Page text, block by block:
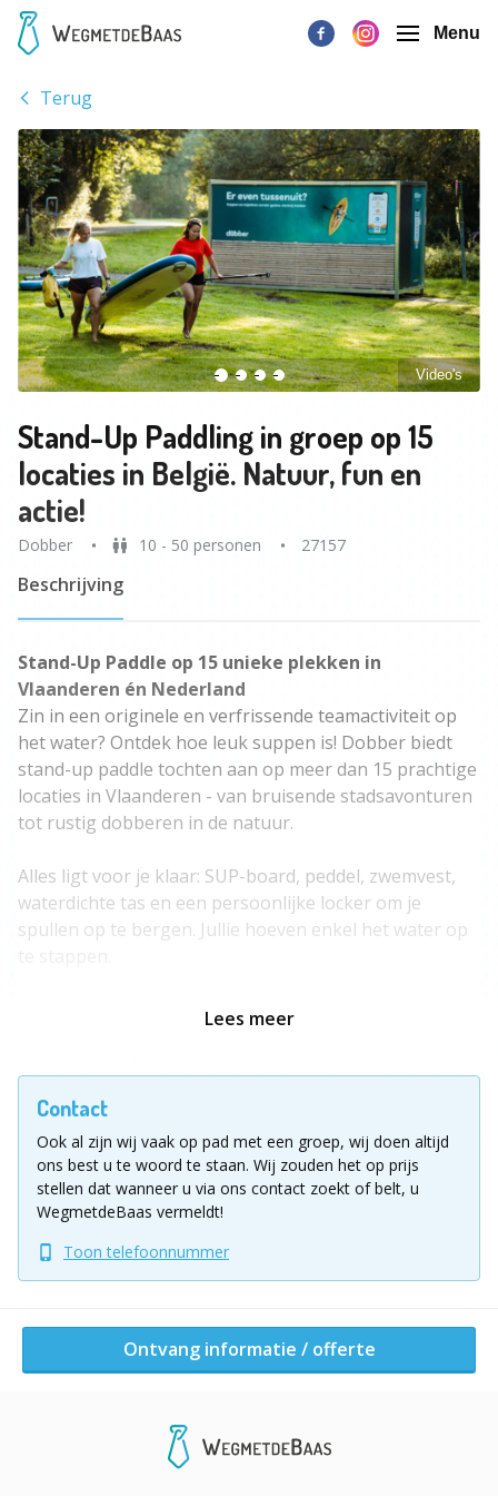
Menu
Terug
Video's
Stand-Up Paddling in groep op 15
locaties in België. Natuur, fun en
actie!
Dobber 10 - 50 personen 27157
Beschrijving
Stand-Up Paddle op 15 unieke plekken in
Vlaanderen én Nederland
Zin in een originele en verfrissende teamactiviteit op
het water? Ontdek hoe leuk suppen is! Dobber biedt
stand-up paddle tochten aan op meer dan 15 prachtige
locaties in Vlaanderen - van bruisende stadsavonturen
tot rustig dobberen in de natuur.
Alles ligt voor je klaar: SUP-board, peddel, zwemvest,
waterdichte tas en een persoonlijke locker om je
spullen op te bergen. Jullie hoeven enkel het water op
Ideaal voor teambuildings, afterworks of een
formulier.
Ligging uitje
Onze Dobber-locaties
Nieuwpoort | Spaarbekken
Kortrijk | Buda Eiland
Reepkaai 50, 8500 Kortrijk
Vissersdijk, 9000 Gent
Lees meer
Contact
Ook al zijn wij vaak op pad met een groep, wij doen altijd
ons best u te woord te staan. Wij zouden het op prijs
stellen dat wanneer u via ons contact zoekt of belt, u
WegmetdeBaas vermeldt!
Toon telefoonnummer
Ontvang informatie / offerte